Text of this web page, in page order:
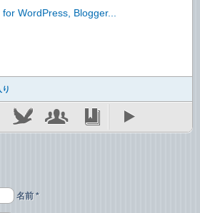
名前 *